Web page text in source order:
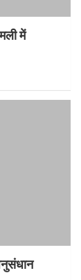
में